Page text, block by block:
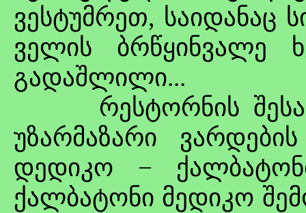
ვესტუმრეთ, საიდანაც
ველის ბრწყინვალე
გადაშლილი...
რესტორნის
უზარმაზარი
დედიკო −
ქალბატონი მედიკო